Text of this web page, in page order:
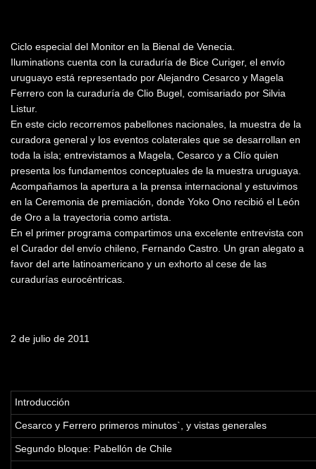
Ciclo especial del Monitor en la Bienal de Venecia.
Iluminations cuenta con la curaduría de Bice Curiger, el envío
uruguayo está representado por Alejandro Cesarco y Magela
Ferrero con la curaduría de Clio Bugel, comisariado por Silvia
Listur.
En este ciclo recorremos pabellones nacionales, la muestra de la
curadora general y los eventos colaterales que se desarrollan en
toda la isla; entrevistamos a Magela, Cesarco y a Clío quien
presenta los fundamentos conceptuales de la muestra uruguaya.
Acompañamos la apertura a la prensa internacional y estuvimos
en la Ceremonia de premiación, donde Yoko Ono recibió el León
de Oro a la trayectoria como artista.
En el primer programa compartimos una excelente entrevista con
el Curador del envío chileno, Fernando Castro. Un gran alegato a
favor del arte latinoamericano y un exhorto al cese de las
curadurías eurocéntricas.
2 de julio de 2011
Introducción
Cesarco y Ferrero primeros minutos`, y vistas generales
Segundo bloque: Pabellón de Chile